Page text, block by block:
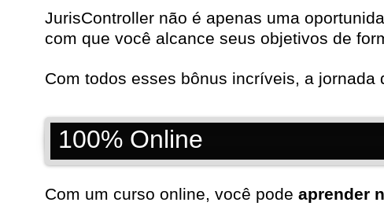
JurisController não é apenas uma
com que você alcance seus objetivos de
Com todos esses bônus incríveis, a
100% Online
Com um curso online, você pode aprender